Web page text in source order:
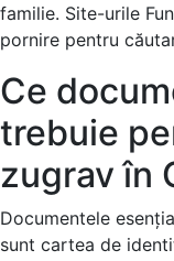
familie. Site-urile
pornire pentru
Ce
trebuie
zugrav în
Documentele
sunt cartea de